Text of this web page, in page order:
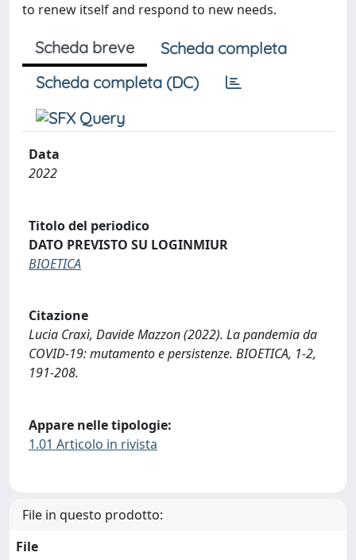
to renew itself and respond to new needs.
Scheda breve
Scheda completa
Scheda completa (DC)
Data
2022
Titolo del periodico
DATO PREVISTO SU LOGINMIUR
BIOETICA
Citazione
Lucia Craxì, Davide Mazzon (2022). La pandemia da
COVID-19: mutamento e persistenze. BIOETICA, 1-2,
191-208.
Appare nelle tipologie:
1.01 Articolo in rivista
File in questo prodotto:
File